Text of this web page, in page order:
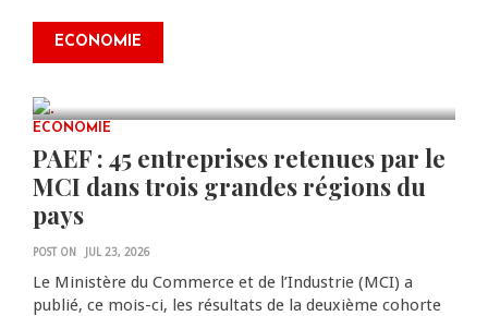
ECONOMIE
0 COMMENTS
2ᵉ édition de ses Journées
scientifiques
ECONOMIE
PAEF : 45 entreprises retenues par le
MCI dans trois grandes régions du
pays
POST ON JUL 23, 2026
Le Ministère du Commerce et de l’Industrie (MCI) a
publié, ce mois-ci, les résultats de la deuxième cohorte